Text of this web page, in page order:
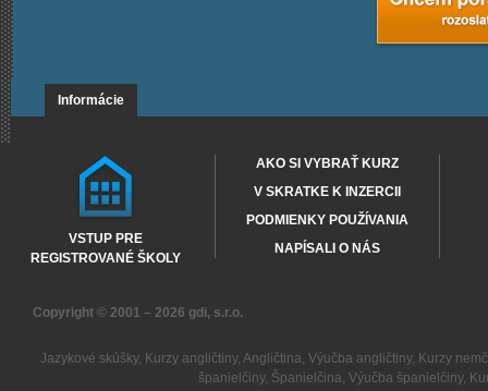
Informácie
VSTUP PRE
REGISTROVANÉ ŠKOLY
AKO SI VYBRAŤ KURZ
V SKRATKE K INZERCII
PODMIENKY POUŽÍVANIA
NAPÍSALI O NÁS
Copyright © 2001 – 2026 gdi, s.r.o.
Jazykové skúšky, Kurzy angličtiny, Angličtina, Výučba angličtiny, Kurzy
španielčiny, Španielčina, Výučba španielčiny,